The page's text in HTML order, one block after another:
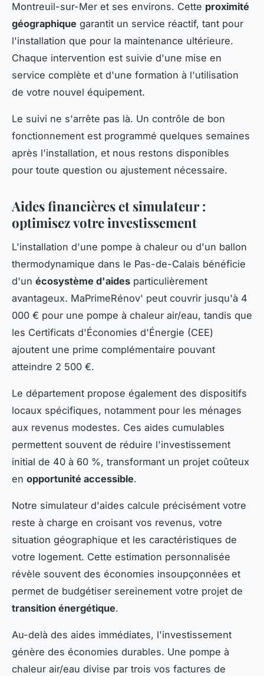
Montreuil-sur-Mer et ses environs. Cette proximité
géographique garantit un service réactif, tant pour
l'installation que pour la maintenance ultérieure.
Chaque intervention est suivie d'une mise en
service complète et d'une formation à l'utilisation
de votre nouvel équipement.
Le suivi ne s'arrête pas là. Un contrôle de bon
fonctionnement est programmé quelques semaines
après l'installation, et nous restons disponibles
pour toute question ou ajustement nécessaire.
Aides financières et simulateur :
optimisez votre investissement
L'installation d'une pompe à chaleur ou d'un ballon
thermodynamique dans le Pas-de-Calais bénéficie
d'un écosystème d'aides particulièrement
avantageux. MaPrimeRénov' peut couvrir jusqu'à 4
000 € pour une pompe à chaleur air/eau, tandis que
les Certificats d'Économies d'Énergie (CEE)
ajoutent une prime complémentaire pouvant
atteindre 2 500 €.
Le département propose également des dispositifs
locaux spécifiques, notamment pour les ménages
aux revenus modestes. Ces aides cumulables
permettent souvent de réduire l'investissement
initial de 40 à 60 %, transformant un projet coûteux
en opportunité accessible.
Notre simulateur d'aides calcule précisément votre
reste à charge en croisant vos revenus, votre
situation géographique et les caractéristiques de
votre logement. Cette estimation personnalisée
révèle souvent des économies insoupçonnées et
permet de budgétiser sereinement votre projet de
transition énergétique.
Au-delà des aides immédiates, l'investissement
génère des économies durables. Une pompe à
chaleur air/eau divise par trois vos factures de